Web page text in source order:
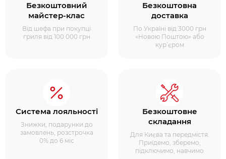
Безкоштовний
майстер-клас
Від шефа при покупці
гриля від 100 000 грн
Безкоштовна
доставка
По Україні від 3000 грн
«Новою Поштою» або
кур’єром
Система лояльності
Знижки, подарунки до
замовлень, розстрочка
0% до 6 міс
Безкоштовне
складання
Для Києва та передмістя.
Приїдемо, зберемо,
підключимо, навчимо